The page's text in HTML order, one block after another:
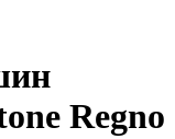
Regno